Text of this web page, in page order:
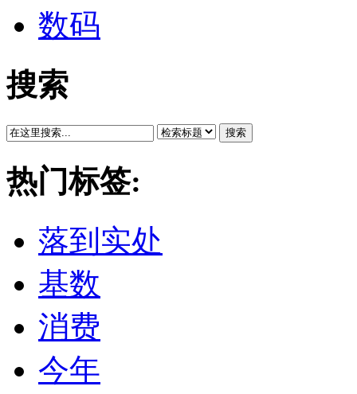
数码
搜索
搜索
热门标签:
落到实处
基数
消费
今年